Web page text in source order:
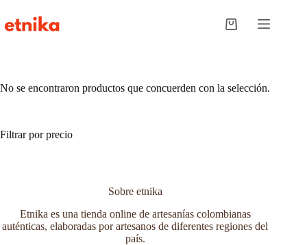
contenido
Carro
No se encontraron productos que concuerden con la selección.
Filtrar por precio
Sobre etnika
Etnika es una tienda online de artesanías colombianas
auténticas, elaboradas por artesanos de diferentes regiones del
país.